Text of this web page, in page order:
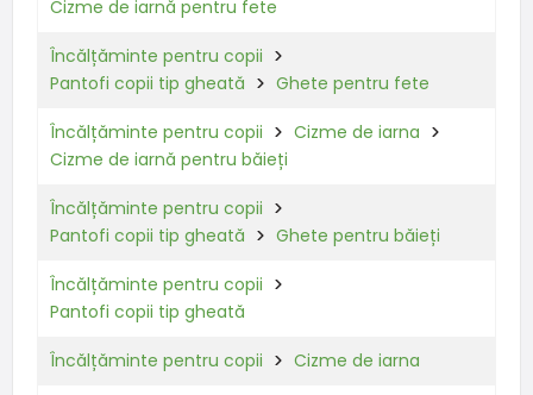
Cizme de iarnă pentru fete
Încălțăminte pentru copii
Pantofi copii tip gheată
Ghete pentru fete
Încălțăminte pentru copii
Cizme de iarna
Cizme de iarnă pentru băieți
Încălțăminte pentru copii
Pantofi copii tip gheată
Ghete pentru băieți
Încălțăminte pentru copii
Pantofi copii tip gheată
Încălțăminte pentru copii Cizme de iarna